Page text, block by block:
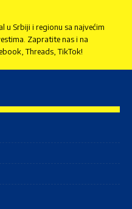
Srbiji i regionu sa najvećim
Zapratite nas i na
Threads, TikTok!